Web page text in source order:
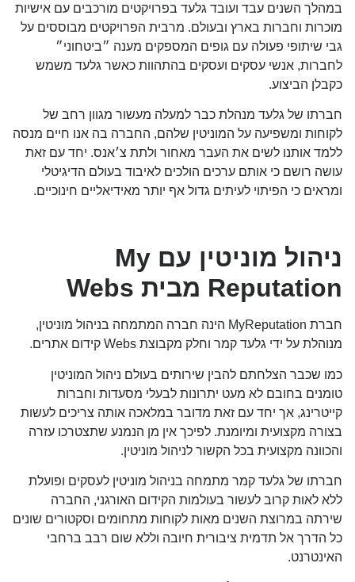
במהלך השנים עבד ועובד גלעד בפרויקטים מורכבים עם אישיות
מוכרות וחברות בארץ ובעולם. מרבית הפרויקטים מבוססים על
גבי שיתופי פעולה עם גופים המספקים מענה ״ביטחוני״
לחברות, אנשי עסקים ועסקים בהתהוות כאשר גלעד משמש
כקבלן הביצוע.
חברתו של גלעד מנהלת כבר למעלה מעשור מגוון רחב של
לקוחות ומשפיעה על המוניטין שלהם, החברה בה אנו חיים מנסה
ללמד אותנו לשים את העבר מאחור ולתת צ׳אנס. יחד עם זאת
עושה רושם כי אותם ערכים הולכים לאיבוד בעולם הדיגיטלי
ומראים כי הפיתוי לעיתים גדול אף יותר מאידיאליים חינוכיים.
ניהול מוניטין עם My
Reputation מבית Webs
חברת MyReputation הינה חברה המתמחה בניהול מוניטין,
מנוהלת על ידי גלעד קמר וחלק מקבוצת Webs קידום אתרים.
כמו שכבר הצלחתם להבין שירותים בעולם ניהול המוניטין
טומנים בחובם לא מעט יתרונות לבעלי מסעדות וחברות
קייטרינג, אך יחד עם זאת מדובר במלאכה אותה צריכים לעשות
בצורה מקצועית ומיומנת. לפיכך אין מן הנמנע שתצטרכו עזרה
והכוונה מקצועית בכל הקשור לניהול מוניטין.
חברתו של גלעד קמר מתמחה בניהול מוניטין לעסקים ופועלת
ללא לאות קרוב לעשור בעולמות הקידום האורגני, החברה
שירתה במרוצת השנים מאות לקוחות מתחומים וסקטורים שונים
כל הדרך אל תדמית ציבורית חיובה וללא שום רבב ברחבי
האינטרנט.